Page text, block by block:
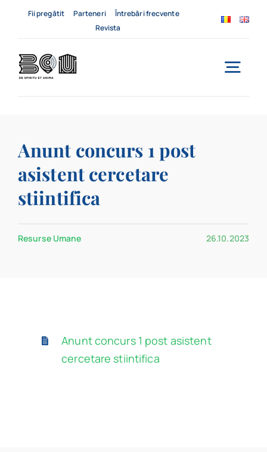
Fii pregătit Parteneri
Întrebări frecvente
Revista
Servicii
Anunt concurs 1 post
asistent cercetare
stiintifica
Resurse Umane 26.10.2023
Anunt concurs 1 post asistent
cercetare stiintifica